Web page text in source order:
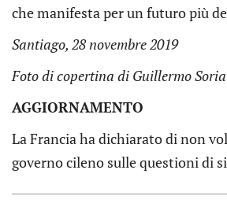
che manifesta per un futuro più
Santiago, 28 novembre 2019
Foto di copertina di Guillermo
AGGIORNAMENTO
La Francia ha dichiarato di non
governo cileno sulle questioni di